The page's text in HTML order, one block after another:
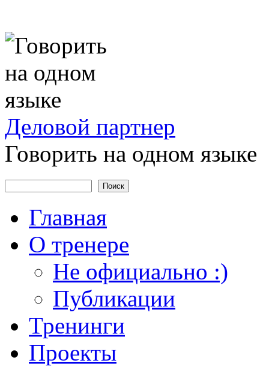
Деловой партнер
Говорить на одном языке
Форма поиска
Главная
О тренере
Не официально :)
Публикации
Тренинги
Проекты